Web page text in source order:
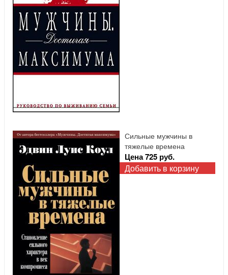
Сильные мужчины в
тяжелые времена
Цена 725 руб.
Добавить в корзину